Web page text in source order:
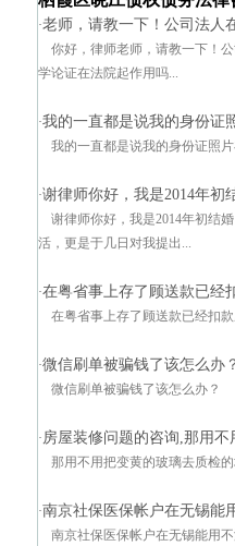
·老师，请教一下！公司法人
你好，律师老师，请教一下！
学论证在法院起作用吗...
·我的一直都是说我的身份证
我的一直都是说我的身份证照
·谢律师你好，我是2014年初
谢律师你好，我是2014年初结
活，更是于几日对我提出...
·在粤省事上存了顾送款已经
在粤省事上存了顾送款已经扣
·微信刷单被骗钱了该怎么办
微信刷单被骗钱了该怎么办？
· 房屋装修问题的咨询,那用
那用不用把变黄的玻璃去质检
·南京社保医保帐户在无锡能
南京社保医保帐户在无锡能用